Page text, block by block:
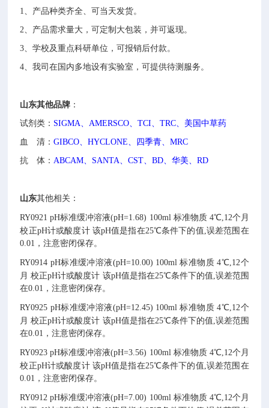
1、 产品种类齐全、可当天发货。
2、 产品需求量大，可定制大包装，并可返现。
3、学校及重点科研单位，可报销后付款。
4、我司在国内多地设有实验室，可提供待测服务。
山东其他品牌 ：
试剂类： SIGMA、AMERSCO、TCI、TRC、美国中草药
血 清：GIBCO、HYCLONE、四季青、MRC
抗 体：ABCAM、SANTA、CST、BD、华美、RD
山东其他相关：
RY0921 pH标准缓冲溶液(pH=1.68) 100ml 标准物质 4℃,12个月
校正pH计或酸度计 该pH值是指在25℃条件下的值,误差范围在
0.01，注意密闭保存。
RY0914 pH标准缓冲溶液(pH=10.00) 100ml 标准物质 4℃,12个
月 校正pH计或酸度计 该pH值是指在25℃条件下的值,误差范围
在0.01，注意密闭保存。
RY0925 pH标准缓冲溶液(pH=12.45) 100ml 标准物质 4℃,12个
月 校正pH计或酸度计 该pH值是指在25℃条件下的值,误差范围
在0.01，注意密闭保存。
RY0923 pH标准缓冲溶液(pH=3.56) 100ml 标准物质 4℃,12个月
校正pH计或酸度计 该pH值是指在25℃条件下的值,误差范围在
0.01，注意密闭保存。
RY0912 pH标准缓冲溶液(pH=7.00) 100ml 标准物质 4℃,12个月